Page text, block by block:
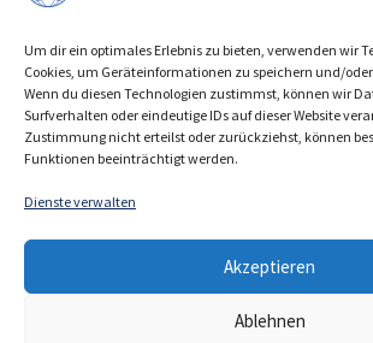
Um dir ein optimales Erlebnis zu bieten, verwenden wir
Cookies, um Geräteinformationen zu speichern und/
Wenn du diesen Technologien zustimmst, können wir
Surfverhalten oder eindeutige IDs auf dieser Website
Zustimmung nicht erteilst oder zurückziehst, können
Funktionen beeinträchtigt werden.
Dienste verwalten
Akzeptieren
Ablehnen
Veranstaltungen
Über uns / Verein
IMPRESSUM
COOKIE-RICHTLINIE